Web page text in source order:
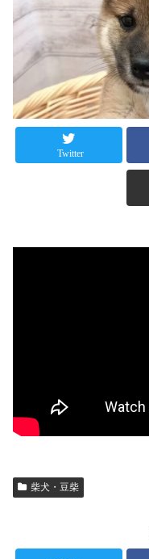
Twitter
柴犬・豆柴